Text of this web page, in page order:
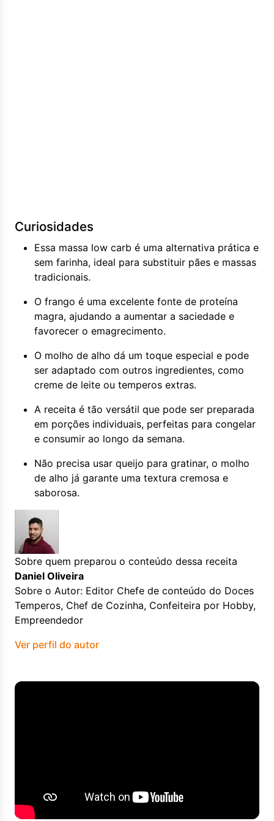
Curiosidades
Essa massa low carb é uma alternativa prática e
sem farinha, ideal para substituir pães e massas
tradicionais.
O frango é uma excelente fonte de proteína
magra, ajudando a aumentar a saciedade e
favorecer o emagrecimento.
O molho de alho dá um toque especial e pode
ser adaptado com outros ingredientes, como
creme de leite ou temperos extras.
A receita é tão versátil que pode ser preparada
em porções individuais, perfeitas para congelar
e consumir ao longo da semana.
Não precisa usar queijo para gratinar, o molho
de alho já garante uma textura cremosa e
saborosa.
Sobre quem preparou o conteúdo dessa receita
Daniel Oliveira
Sobre o Autor: Editor Chefe de conteúdo do Doces
Temperos, Chef de Cozinha, Confeiteira por Hobby,
Empreendedor
Ver perfil do autor